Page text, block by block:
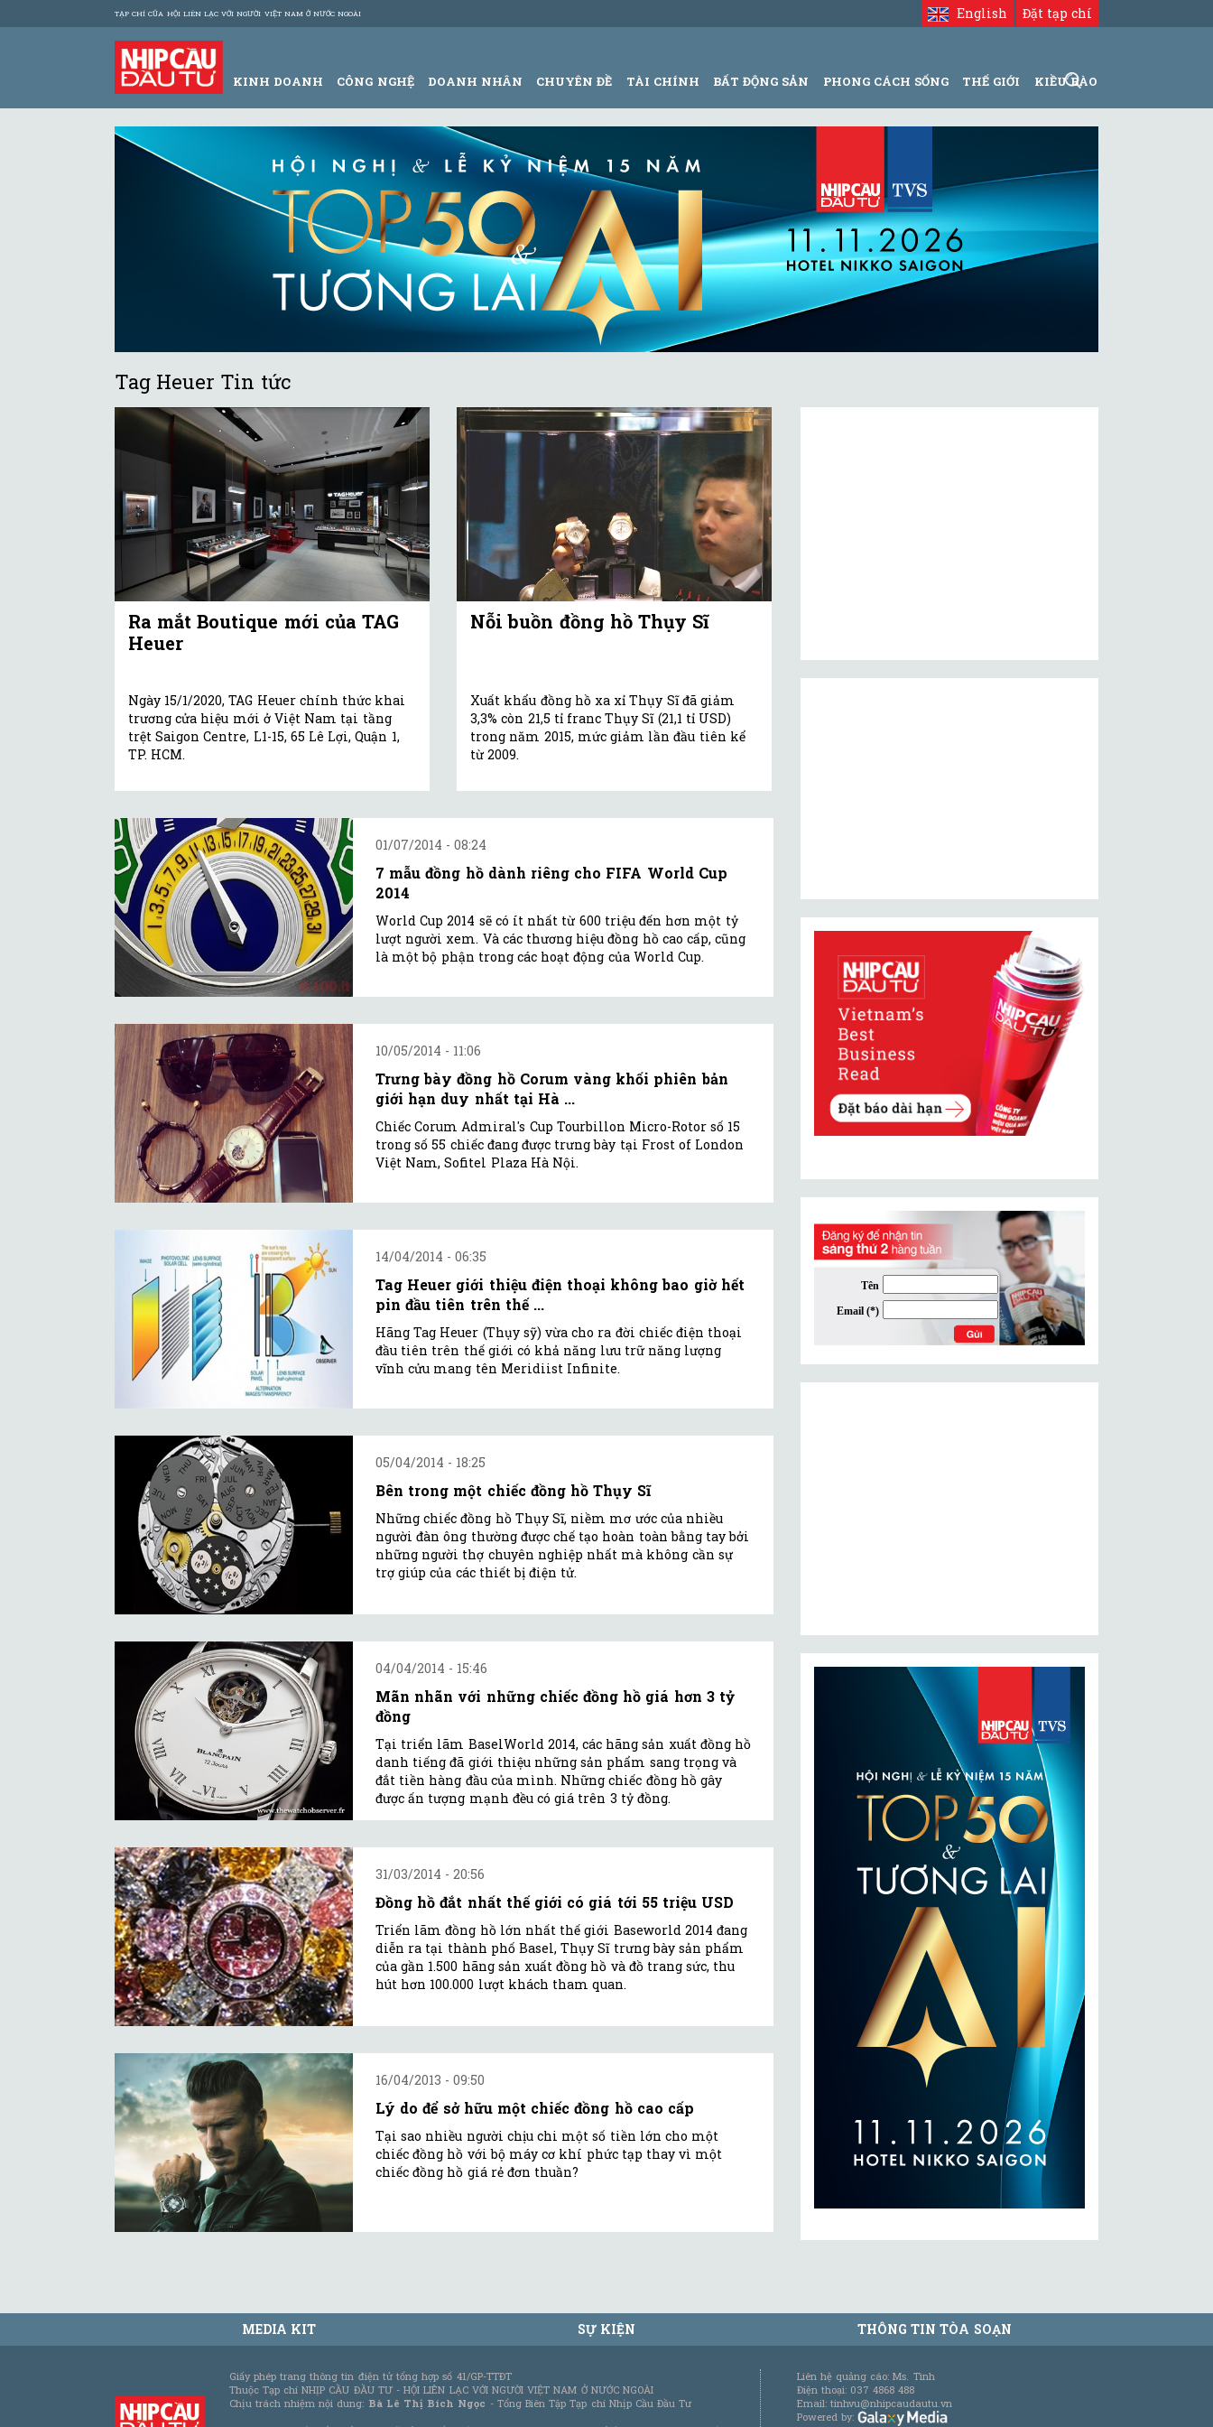
TẠP CHÍ CỦA HỘI LIÊN LẠC VỚI NGƯỜI VIỆT NAM Ở NƯỚC NGOÀI Đặt tạp chí
English
KINH DOANH CÔNG NGHỆ DOANH NHÂN CHUYÊN ĐỀ TÀI CHÍNH BẤT ĐỘNG SẢN PHONG CÁCH SỐNG THẾ GIỚI KIỀU BÀO
Tag Heuer Tin tức
Ra mắt Boutique mới của TAG
Heuer
Ngày 15/1/2020, TAG Heuer chính thức khai
trương cửa hiệu mới ở Việt Nam tại tầng
trệt Saigon Centre, L1-15, 65 Lê Lợi, Quận 1,
TP. HCM.
Nỗi buồn đồng hồ Thụy Sĩ
Xuất khẩu đồng hồ xa xỉ Thụy Sĩ đã giảm
3,3% còn 21,5 tỉ franc Thụy Sĩ (21,1 tỉ USD)
trong năm 2015, mức giảm lần đầu tiên kể
từ 2009.
01/07/2014 - 08:24
7 mẫu đồng hồ dành riêng cho FIFA World Cup
2014
World Cup 2014 sẽ có ít nhất từ 600 triệu đến hơn một tỷ
lượt người xem. Và các thương hiệu đồng hồ cao cấp, cũng
là một bộ phận trong các hoạt động của World Cup.
10/05/2014 - 11:06
Trưng bày đồng hồ Corum vàng khối phiên bản
giới hạn duy nhất tại Hà ...
Chiếc Corum Admiral's Cup Tourbillon Micro-Rotor số 15
trong số 55 chiếc đang được trưng bày tại Frost of London
Việt Nam, Sofitel Plaza Hà Nội.
14/04/2014 - 06:35
Tag Heuer giới thiệu điện thoại không bao giờ hết
pin đầu tiên trên thế ...
Hãng Tag Heuer (Thụy sỹ) vừa cho ra đời chiếc điện thoại
đầu tiên trên thế giới có khả năng lưu trữ năng lượng
vĩnh cửu mang tên Meridiist Infinite.
05/04/2014 - 18:25
Bên trong một chiếc đồng hồ Thụy Sĩ
Những chiếc đồng hồ Thụy Sĩ, niềm mơ ước của nhiều
người đàn ông thường được chế tạo hoàn toàn bằng tay bởi
những người thợ chuyên nghiệp nhất mà không cần sự
trợ giúp của các thiết bị điện tử.
04/04/2014 - 15:46
Mãn nhãn với những chiếc đồng hồ giá hơn 3 tỷ
đồng
Tại triển lãm BaselWorld 2014, các hãng sản xuất đồng hồ
danh tiếng đã giới thiệu những sản phẩm sang trọng và
đắt tiền hàng đầu của mình. Những chiếc đồng hồ gây
được ấn tượng mạnh đều có giá trên 3 tỷ đồng.
31/03/2014 - 20:56
Đồng hồ đắt nhất thế giới có giá tới 55 triệu USD
Triển lãm đồng hồ lớn nhất thế giới Baseworld 2014 đang
diễn ra tại thành phố Basel, Thụy Sĩ trưng bày sản phẩm
của gần 1.500 hãng sản xuất đồng hồ và đồ trang sức, thu
hút hơn 100.000 lượt khách tham quan.
16/04/2013 - 09:50
Lý do để sở hữu một chiếc đồng hồ cao cấp
Tại sao nhiều người chịu chi một số tiền lớn cho một
chiếc đồng hồ với bộ máy cơ khí phức tạp thay vì một
chiếc đồng hồ giá rẻ đơn thuần?
MEDIA KIT SỰ KIỆN THÔNG TIN TÒA SOẠN
Giấy phép trang thông tin điện tử tổng hợp số 41/GP-TTĐT
Thuộc Tạp chí NHỊP CẦU ĐẦU TƯ - HỘI LIÊN LẠC VỚI NGƯỜI VIỆT NAM Ở NƯỚC NGOÀI
Chịu trách nhiệm nội dung: Bà Lê Thị Bích Ngọc - Tổng Biên Tập Tạp chí Nhịp Cầu Đầu Tư
Liên hệ quảng cáo: Ms. Tình
Điện thoại: 037 4868 488
Email: tinhvu@nhipcaudautu.vn
Powered by: